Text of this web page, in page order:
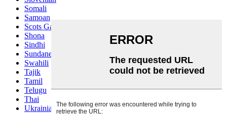
Somali
Samoan
Scots Gaelic
Shona
Sindhi
Sundanese
Swahili
Tajik
Tamil
Telugu
Thai
Ukrainian